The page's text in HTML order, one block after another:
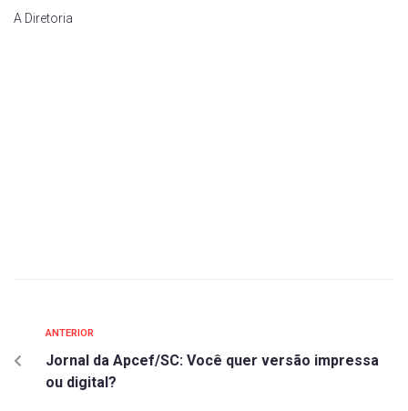
A Diretoria
ANTERIOR
Jornal da Apcef/SC: Você quer versão impressa
ou digital?